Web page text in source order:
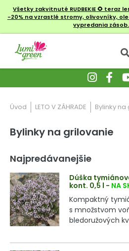
Všetky zakvitnuté RUDBEKIE🌻 teraz
-20% na vzrastlé stromy, olivovníky,
vypredania zásob.
Úvod LETO V ZÁHRADE Bylinky
Bylinky na grilovanie
Najpredávanejšie
Dúška
kont. 0,5 l - NA
Kompaktný
s množstvom
bledoružových